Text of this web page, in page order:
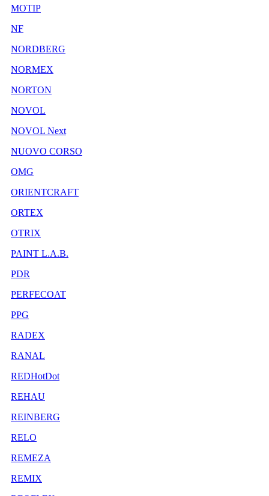
MOTIP
NF
NORDBERG
NORMEX
NORTON
NOVOL
NOVOL Next
NUOVO CORSO
OMG
ORIENTCRAFT
ORTEX
OTRIX
PAINT L.A.B.
PDR
PERFECOAT
PPG
RADEX
RANAL
REDHotDot
REHAU
REINBERG
RELO
REMEZA
REMIX